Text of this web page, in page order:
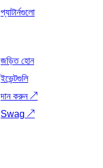
প্যাটার্নগুলো
জড়িত হোন
ইভেন্টগুলি
দান করুন↗
Swag ↗